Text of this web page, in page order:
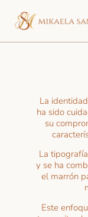
La
ha sido
su
La
y se ha
el marrón
Este